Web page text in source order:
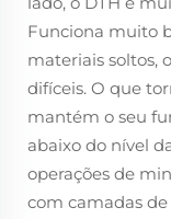
Funciona muito
materiais soltos,
difíceis. O que
mantém o seu
abaixo do nível
operações de
com camadas